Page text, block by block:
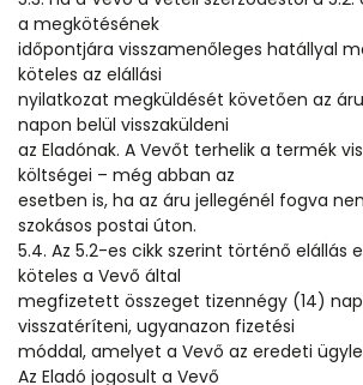
a megkötésének
időpontjára visszamenőleges hatállyal
köteles az elállási
nyilatkozat megküldését követően az
napon belül visszaküldeni
az Eladónak. A Vevőt terhelik a termék
költségei – még abban az
esetben is, ha az áru jellegénél fogva
szokásos postai úton.
5.4. Az 5.2-es cikk szerint történő elállás
köteles a Vevő által
megfizetett összeget tizennégy (14)
visszatéríteni, ugyanazon fizetési
móddal, amelyet a Vevő az eredeti
Az Eladó jogosult a Vevő